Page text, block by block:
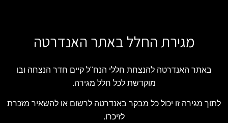
מגירת החלל באתר האנדרטה
באתר האנדרטה להנצחת חללי הנח"ל קיים חדר הנצחה ובו
מוקדשת לכל חלל מגירה.
לתוך מגירה זו יכול כל מבקר באנדרטה לרשום או להשאיר מזכרת
לזיכרו.